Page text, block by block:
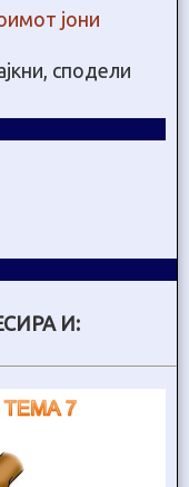
јони
сподели
И: